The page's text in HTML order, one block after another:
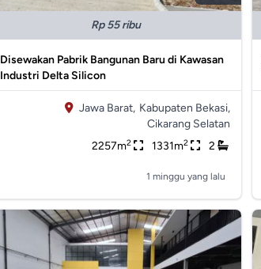
Rp 55 ribu
Disewakan Pabrik Bangunan Baru di Kawasan
Industri Delta Silicon
Jawa Barat, Kabupaten Bekasi,
Cikarang Selatan
2257m2 1331m2 2
1 minggu yang lalu